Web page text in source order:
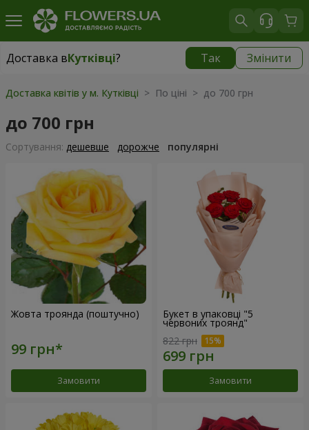
Доставка вКутківці? Так Змінити
Доставка вКутківці|
Доставка квітів у м. Кутківці > По ціні > до 700 грн
до 700 грн
Сортування: дешевше дорожче популярні
Жовта троянда (поштучно)
Замовити
Букет в упаковці "5
червоних троянд"
822 грн
Замовити